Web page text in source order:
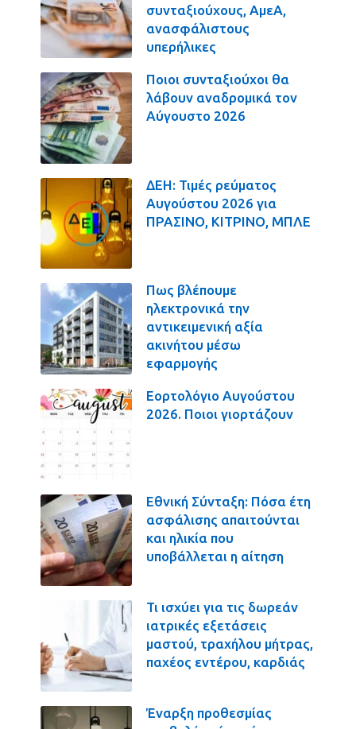
συνταξιούχους, ΑμεΑ,
ανασφάλιστους
υπερήλικες
Ποιοι συνταξιούχοι θα
λάβουν αναδρομικά τον
Αύγουστο 2026
ΔΕΗ: Τιμές ρεύματος
Αυγούστου 2026 για
ΠΡΑΣΙΝΟ, ΚΙΤΡΙΝΟ, ΜΠΛΕ
Πως βλέπουμε
ηλεκτρονικά την
αντικειμενική αξία
ακινήτου μέσω
εφαρμογής
Εορτολόγιο Αυγούστου
2026. Ποιοι γιορτάζουν
Εθνική Σύνταξη: Πόσα έτη
ασφάλισης απαιτούνται
και ηλικία που
υποβάλλεται η αίτηση
Τι ισχύει για τις δωρεάν
ιατρικές εξετάσεις
μαστού, τραχήλου μήτρας,
παχέος εντέρου, καρδιάς
Έναρξη προθεσμίας